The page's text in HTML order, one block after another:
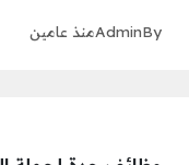
By
Adminمنذ عامين